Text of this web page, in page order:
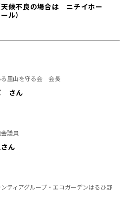
候不良の場合は ニチイホー
ル）
る里山を守る会 会長
さん
議員
さん
ティアグループ・エコガーデンはるひ野